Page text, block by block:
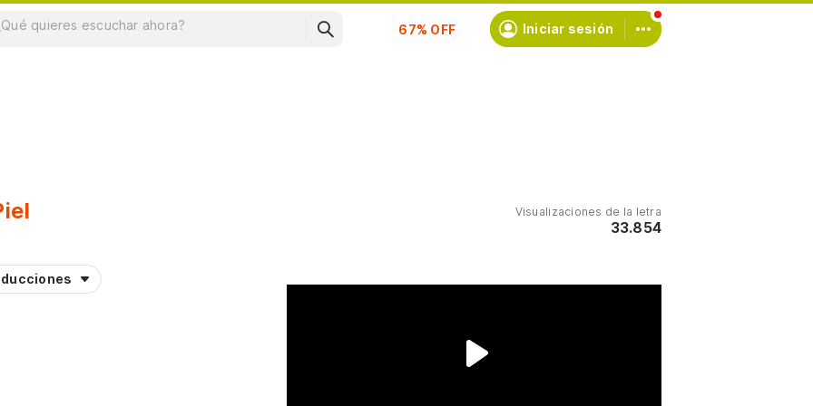
Suscríbete Iniciar sesión
Visualizaciones de la letra
33.854